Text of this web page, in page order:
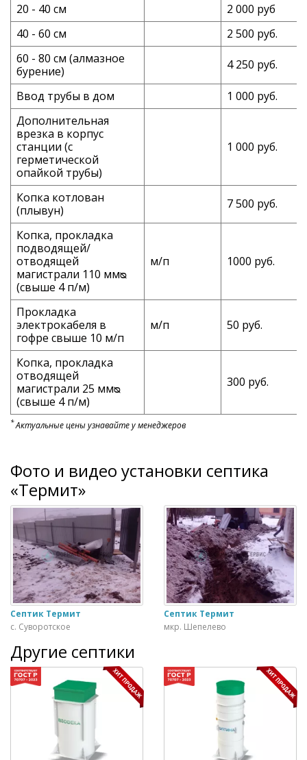
20 - 40 см
2 000 руб
40 - 60 см
2 500 руб.
60 - 80 см (алмазное
бурение)
4 250 руб.
Ввод трубы в дом
1 000 руб.
Дополнительная
врезка в корпус
станции (с
герметической
опайкой трубы)
1 000 руб.
Копка котлован
(плывун)
7 500 руб.
Копка, прокладка
подводящей/
отводящей
магистрали 110 ммᴓ
(свыше 4 п/м)
м/п 1000 руб.
Прокладка
электрокабеля в
гофре свыше 10 м/п
м/п 50 руб.
Копка, прокладка
отводящей
магистрали 25 ммᴓ
(свыше 4 п/м)
300 руб.
*Актуальные цены узнавайте у менеджеров
Фото и видео установки септика
«Термит»
Септик Термит
с. Суворотское
Септик Термит
мкр. Шепелево
Другие септики